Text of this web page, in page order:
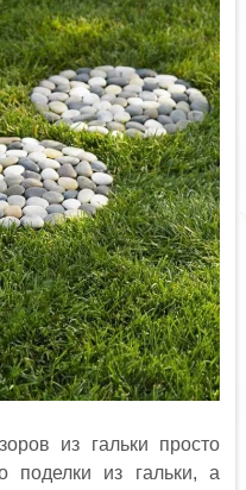
из гальки просто
поделки из гальки, а